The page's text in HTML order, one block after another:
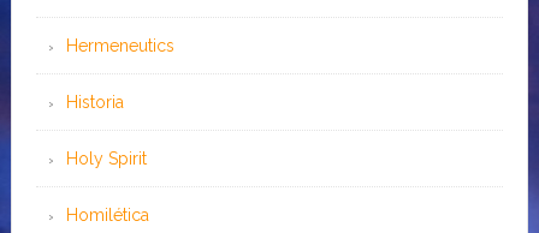
Hermeneutics
Historia
Holy Spirit
Homilética